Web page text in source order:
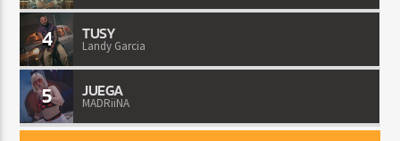
4 TUSY
Landy Garcia
5 JUEGA
MADRiiNA